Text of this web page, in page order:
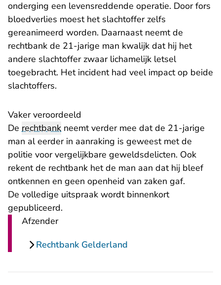
onderging een levensreddende operatie. Door fors
bloedverlies moest het slachtoffer zelfs
gereanimeerd worden. Daarnaast neemt de
rechtbank de 21-jarige man kwalijk dat hij het
andere slachtoffer zwaar lichamelijk letsel
toegebracht. Het incident had veel impact op beide
slachtoffers.
Vaker veroordeeld
De rechtbank neemt verder mee dat de 21-jarige
man al eerder in aanraking is geweest met de
politie voor vergelijkbare geweldsdelicten. Ook
rekent de rechtbank het de man aan dat hij bleef
ontkennen en geen openheid van zaken gaf.
De volledige uitspraak wordt binnenkort
gepubliceerd.
Afzender
Rechtbank Gelderland